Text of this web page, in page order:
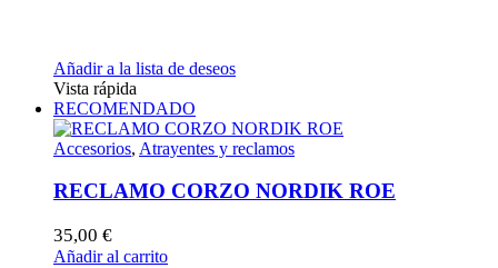
Añadir a la lista de deseos
Vista rápida
RECOMENDADO
Accesorios, Atrayentes y reclamos
RECLAMO CORZO NORDIK ROE
35,00 €
Añadir al carrito